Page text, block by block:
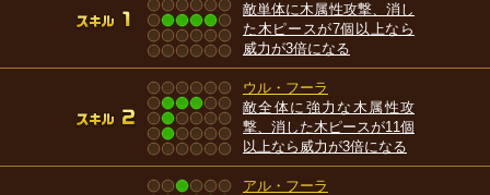
敵単体に木属性攻撃、消し
た木ピースが7個以上なら
威力が3倍になる
ウル・フーラ
敵全体に強力な木属性攻
撃、消した木ピースが11個
以上なら威力が3倍になる
アル・フーラ